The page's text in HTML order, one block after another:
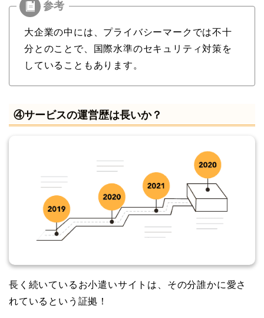
大企業の中には、プライバシーマークでは不十
分とのことで、国際水準のセキュリティ対策を
していることもあります。
④サービスの運営歴は長いか？
長く続いているお小遣いサイトは、その分誰かに愛さ
れているという証拠！